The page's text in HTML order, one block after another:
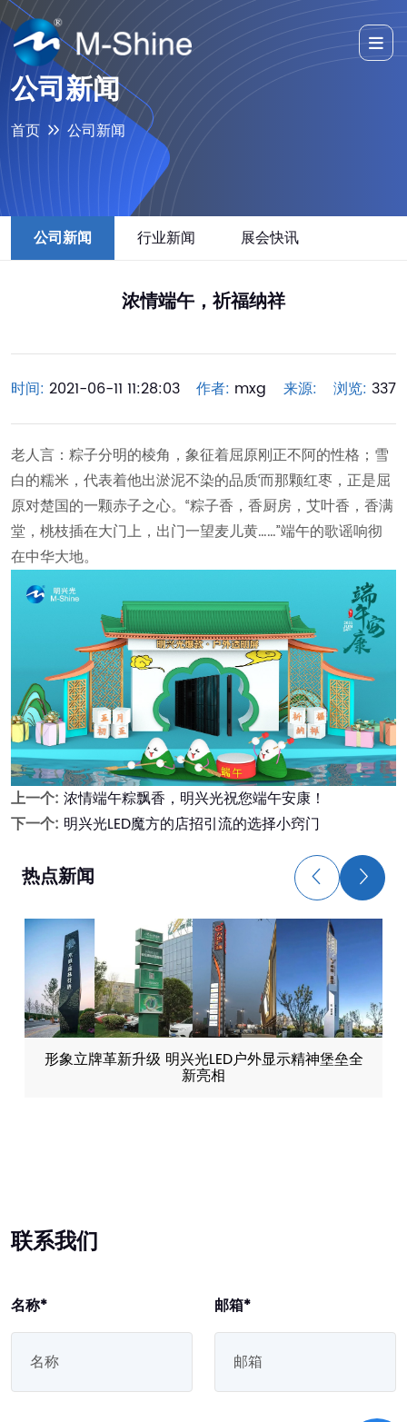
公司新闻
首页 公司新闻
公司新闻 行业新闻 展会快讯
浓情端午，祈福纳祥
时间: 2021-06-11 11:28:03 作者: mxg 来源: 浏览: 337
老人言：粽子分明的棱角，象征着屈原刚正不阿的性格；雪
白的糯米，代表着他出淤泥不染的品质‘而那颗红枣，正是屈
原对楚国的一颗赤子之心。“粽子香，香厨房，艾叶香，香满
堂，桃枝插在大门上，出门一望麦儿黄……”端午的歌谣响彻
在中华大地。
上一个: 浓情端午粽飘香，明兴光祝您端午安康！
下一个: 明兴光LED魔方的店招引流的选择小窍门
热点新闻
形象立牌革新升级 明兴光LED户外显示精神堡垒全
新亮相
联系我们
名称* 邮箱*